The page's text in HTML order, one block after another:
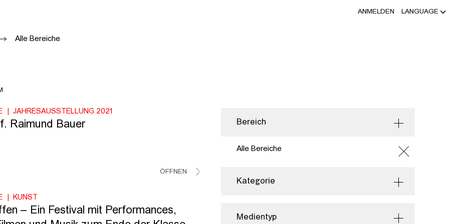
ANMELDEN LANGUAGE
Alle Bereiche
Bereich
Alle Bereiche
Kategorie
Medientyp
JAHRESAUSSTELLUNG 2021
Raimund Bauer
ÖFFNEN
KUNST
– Ein Festival mit Performances,